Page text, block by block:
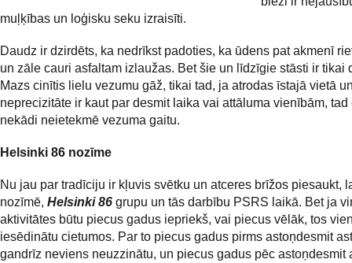
muļķības un loģisku seku izraisīti.
Daudz ir dzirdēts, ka nedrīkst padoties, ka ūdens pat akmenī
un zāle cauri asfaltam izlaužas. Bet šie un līdzīgie stāsti ir tikai
Mazs cinītis lielu vezumu gāž, tikai tad, ja atrodas īstajā vietā
neprecizitāte ir kaut par desmit laika vai attāluma vienībām, tad
nekādi neietekmē vezuma gaitu.
Helsinki 86 nozīme
Nu jau par tradīciju ir kļuvis svētku un atceres brīžos piesaukt,
nozīmē, Helsinki 86 grupu un tās darbību PSRS laikā. Bet ja
aktivitātes būtu piecus gadus iepriekš, vai piecus vēlāk, tos
iesēdinātu cietumos. Par to piecus gadus pirms astoņdesmit
gandrīz neviens neuzzinātu, un piecus gadus pēc astoņdesmit